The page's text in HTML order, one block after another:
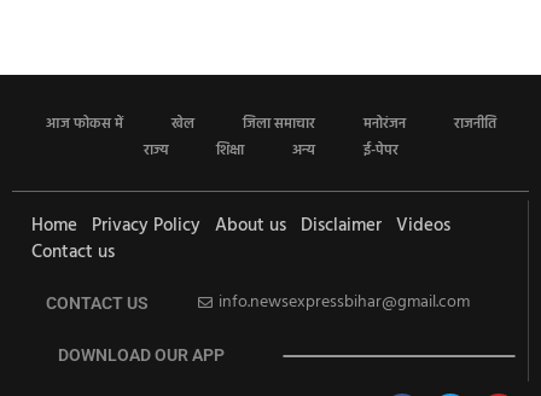
आज फोकस में खेल जिला समाचार मनोरंजन
राजनीति
राज्य
शिक्षा अन्य ई-पेपर
Home Privacy Policy About us Disclaimer Videos
Contact us
CONTACT US info.newsexpressbihar@gmail.com
DOWNLOAD OUR APP